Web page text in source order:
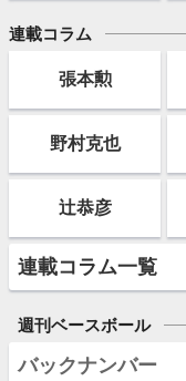
連載コラム
張本勲
野村克也
辻恭彦
連載コラム一覧
週刊ベースボール
バックナンバー